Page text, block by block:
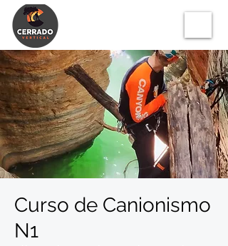
Curso de Canionismo
N1